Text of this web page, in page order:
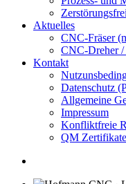
Aktuelles
CNC-Fräser
CNC-Dreher
Kontakt
Datenschutz
Allgemeine
Impressum
Konfliktfreie
QM Zertifikate